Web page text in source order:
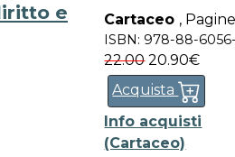
e
Cartaceo ,
ISBN: 978-88-
22.0020.90€
Acquista
Info acquisti
(Cartaceo)